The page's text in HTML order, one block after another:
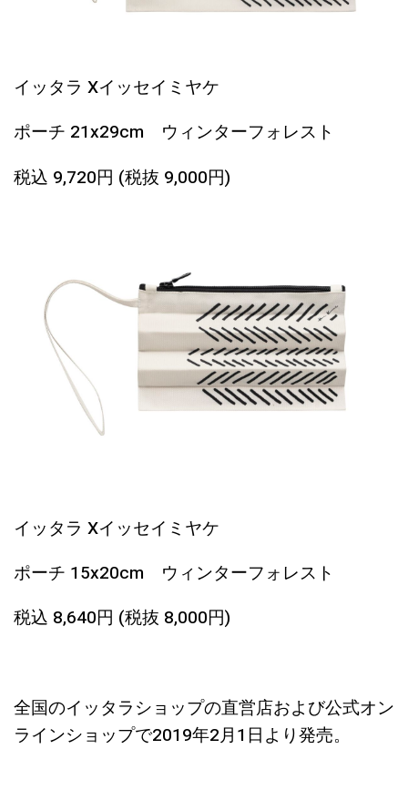
イッタラ Xイッセイミヤケ
ポーチ 21x29cm ウィンターフォレスト
税込 9,720円 (税抜 9,000円)
イッタラ Xイッセイミヤケ
ポーチ 15x20cm ウィンターフォレスト
税込 8,640円 (税抜 8,000円)
全国のイッタラショップの直営店および公式オン
ラインショップで2019年2月1日より発売。